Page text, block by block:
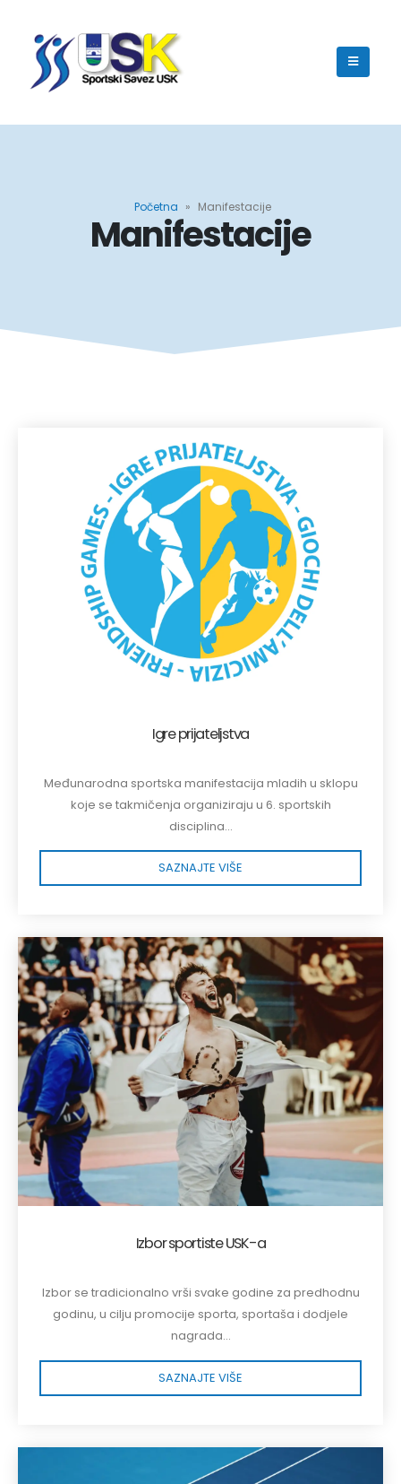
Početna » Manifestacije
Manifestacije
Igre prijateljstva
Međunarodna sportska manifestacija mladih u sklopu
koje se takmičenja organiziraju u 6. sportskih
disciplina...
SAZNAJTE VIŠE
Izbor sportiste USK-a
Izbor se tradicionalno vrši svake godine za predhodnu
godinu, u cilju promocije sporta, sportaša i dodjele
nagrada...
SAZNAJTE VIŠE